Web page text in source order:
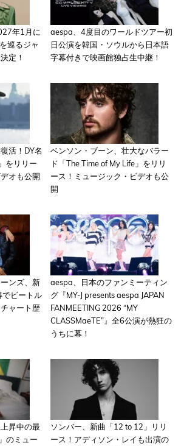
年1月に
巡るジャ
定！
aespa、4度目のワールドツアー初
日公演を韓国・ソウルから日本語
字幕付きで映画館独占生中継！
活！DY名
をリリー
オも公開
ベンソン・ブーン、壮大なバラー
ド「The Time of My Life」をリリ
ース！ミュージック・ビデオも公
開
ンズ、新
ビートル
ャート歴
aespa、日本のファンミーティン
グ『MY-J presents aespa JAPAN
FANMEETING 2026 “MY
CLASSMaeTE”』全6公演が熱狂の
うちに幕！
昇中の最
のミュー
ソンバー、新曲「12 to 12」リリ
ース！アディソン・レイも出演の